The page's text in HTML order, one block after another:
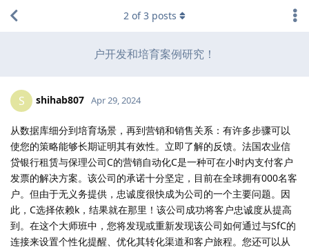
户开发和培育案例研究！
2 of3 posts
S shihab807 Apr 29, 2024
从数据库细分到培育场景，再到营销和销售关系：有许多步骤可以
使您的策略能够长期证明其有效性。立即了解的反馈。法国农业信
贷银行租赁与保理公司C的营销自动化C是一种可在小时内支付客户
发票的解决方案。该公司的承诺十分坚定，目前在全球拥有000名客
户。但由于无义务提供，忠诚度很快成为公司的一个主要问题。因
此，C选择依赖k，结果就在那里！该公司成功将客户忠诚度从提高
到。在这个大师班中，您将发现或重新发现该公司如何通过与SfC的
连接来设置个性化提醒、优化其转化渠道和客户旅程。您还可以从